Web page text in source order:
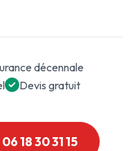
décennale
Devis gratuit
18 30 31 15